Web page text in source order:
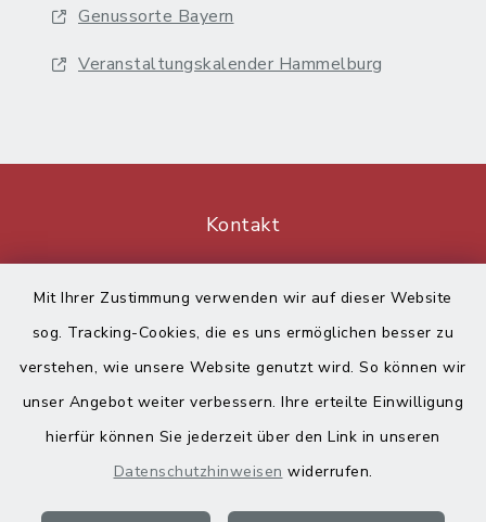
Mit Ihrer Zustimmung verwenden wir auf dieser Website
sog. Tracking-Cookies, die es uns ermöglichen besser zu
verstehen, wie unsere Website genutzt wird. So können wir
unser Angebot weiter verbessern. Ihre erteilte Einwilligung
hierfür können Sie jederzeit über den Link in unseren
Datenschutzhinweisen widerrufen.
Genussorte Bayern
Veranstaltungskalender Hammelburg
Kontakt
Datenschutz
Impressum
Sitemap
Cookie-Einstellungen